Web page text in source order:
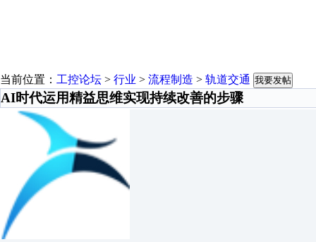
当前位置： 工控论坛 > 行业 > 流程制造 > 轨道交通 我要发帖
AI时代运用精益思维实现持续改善的步骤